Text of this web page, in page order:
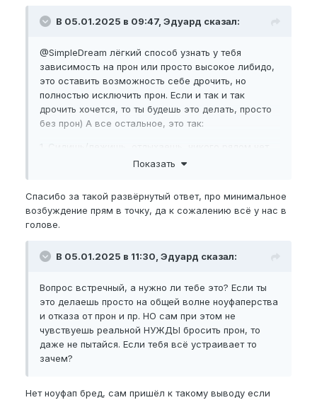
В 05.01.2025 в 09:47, Эдуард сказал:
@SimpleDream лёгкий способ узнать у тебя
зависимость на прон или просто высокое либидо,
это оставить возможность себе дрочить, но
полностью исключить прон. Если и так и так
дрочить хочется, то ты будешь это делать, просто
без прон) А все остальное, это так:
2. Возбуждение? Идёшь смотришь прон с
3. Нейронная связь с каждым разом становится
крепче, в итоге бросить чрезмерно дрочить /
итоге доходит до того, что у тебя минимальное
возбуждение сразу выливается в прон + дрочка.
Сначала попробуй бросить смотреть прон. Так
легче чем сразу две сильнейшие зависимости
одновременно бросать)
Показать
Спасибо за такой развёрнутый ответ, про минимальное
возбуждение прям в точку, да к сожалению всё у нас в
голове.
В 05.01.2025 в 11:30, Эдуард сказал:
Вопрос встречный, а нужно ли тебе это? Если ты
это делаешь просто на общей волне ноуфаперства
и отказа от прон и пр. НО сам при этом не
чувствуешь реальной НУЖДЫ бросить прон, то
даже не пытайся. Если тебя всё устраивает то
зачем?
Нет ноуфап бред, сам пришёл к такому выводу если